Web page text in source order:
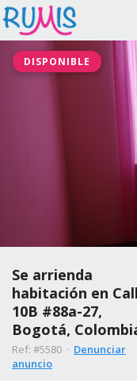
DISPONIBLE
Se arrienda
habitación en
10B #88a-27,
Bogotá,
Ref: #5580 · Denunciar
anuncio